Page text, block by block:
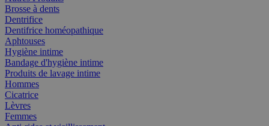
Brosse à dents
Dentrifice
Dentifrice homéopathique
Aphtouses
Hygiène intime
Bandage d'hygiène intime
Produits de lavage intime
Hommes
Cicatrice
Lèvres
Femmes